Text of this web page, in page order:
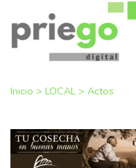
Inicio > LOCAL > Actos